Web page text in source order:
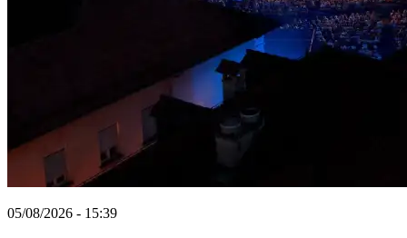
05/08/2026 - 15:39